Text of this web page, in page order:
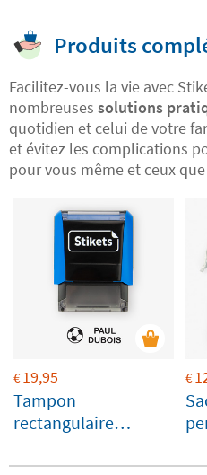
Produits
Facilitez-vous la vie avec
nombreuses solutions
quotidien et celui de votre
et évitez les complications
pour vous même et ceux
€19,95
Tampon
rectangulaire
marquer le linge et
€